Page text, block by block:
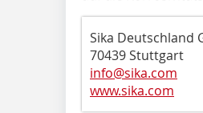
Sika Deutschland
70439 Stuttgart
info@sika.com
www.sika.com